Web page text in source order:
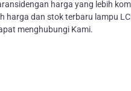
harga yang lebih
harga dan stok terbaru lampu
menghubungi Kami.